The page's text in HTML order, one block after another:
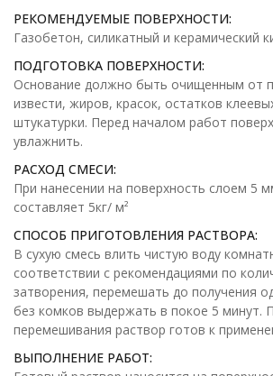
РЕКОМЕНДУЕМЫЕ ПОВЕРХНОСТИ:
Газобетон, силикатный и керамический
ПОДГОТОВКА ПОВЕРХНОСТИ:
Основание должно быть очищенным от
извести, жиров, красок, остатков
штукатурки. Перед началом работ
увлажнить.
РАСХОД СМЕСИ:
При нанесении на поверхность слоем 5
составляет 5кг/ м²
СПОСОБ ПРИГОТОВЛЕНИЯ РАСТВОРА:
В сухую смесь влить чистую воду
соответствии с рекомендациями по
затворения, перемешать до получения
без комков выдержать в покое 5 минут.
перемешивания раствор готов к
ВЫПОЛНЕНИЕ РАБОТ: